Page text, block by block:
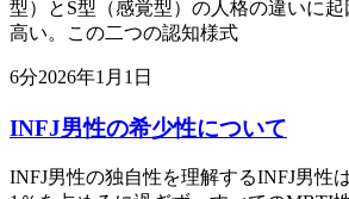
型）とS型（感覚型）の人格の違いに
高い。この二つの認知様式
6分2026年1月1日
INFJ男性の希少性について
INFJ男性の独自性を理解するINFJ男性